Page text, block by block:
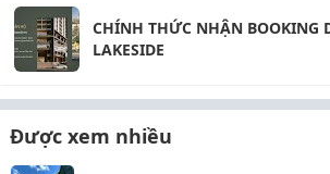
CHÍNH THỨC NHẬN BOOKING
LAKESIDE
Được xem nhiều